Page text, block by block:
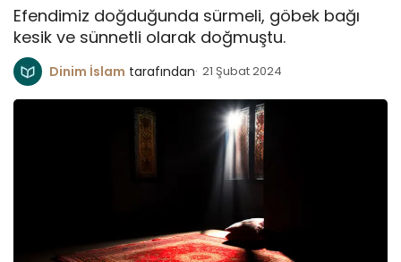
Efendimiz doğduğunda sürmeli, göbek bağı
kesik ve sünnetli olarak doğmuştu.
Dinim İslam tarafından 21 Şubat 2024